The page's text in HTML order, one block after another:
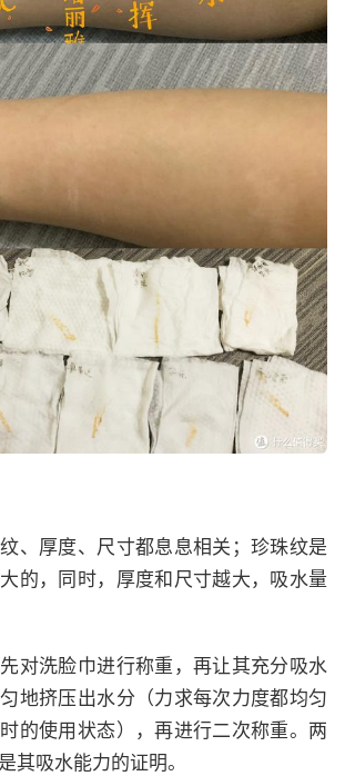
、厚度、尺寸都息息相关；珍珠纹是
的，同时，厚度和尺寸越大，吸水量
对洗脸巾进行称重，再让其充分吸水
地挤压出水分（力求每次力度都均匀
的使用状态），再进行二次称重。两
其吸水能力的证明。